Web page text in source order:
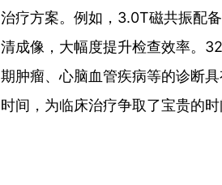
治疗方案。例如，3.0T磁共振配
清成像，大幅度提升检查效率。
期肿瘤、心脑血管疾病等的诊断
时间，为临床治疗争取了宝贵的